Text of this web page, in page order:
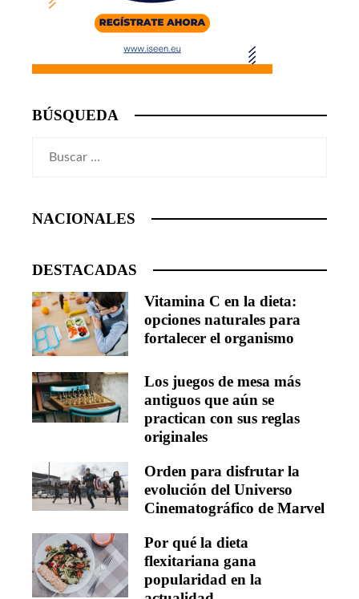
BÚSQUEDA
NACIONALES
DESTACADAS
Vitamina C en la dieta:
opciones naturales para
fortalecer el organismo
Los juegos de mesa más
antiguos que aún se
practican con sus reglas
originales
Orden para disfrutar la
evolución del Universo
Cinematográfico de Marvel
Por qué la dieta
flexitariana gana
popularidad en la